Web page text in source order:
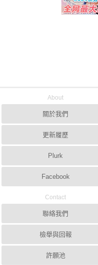
About
關於我們
更新履歷
Plurk
Facebook
Contact
聯絡我們
檢舉與回報
許願池